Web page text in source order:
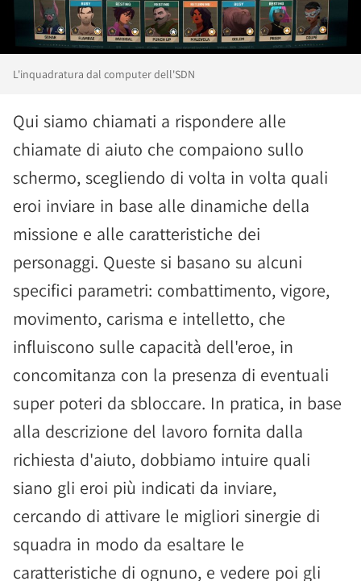
L'inquadratura dal computer dell'SDN
Qui siamo chiamati a rispondere alle
chiamate di aiuto che compaiono sullo
schermo, scegliendo di volta in volta quali
eroi inviare in base alle dinamiche della
missione e alle caratteristiche dei
personaggi. Queste si basano su alcuni
specifici parametri: combattimento, vigore,
movimento, carisma e intelletto, che
influiscono sulle capacità dell'eroe, in
concomitanza con la presenza di eventuali
super poteri da sbloccare. In pratica, in base
alla descrizione del lavoro fornita dalla
richiesta d'aiuto, dobbiamo intuire quali
siano gli eroi più indicati da inviare,
cercando di attivare le migliori sinergie di
squadra in modo da esaltare le
caratteristiche di ognuno, e vedere poi gli